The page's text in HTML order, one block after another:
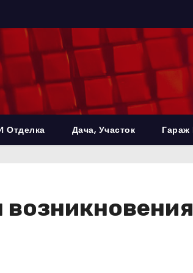
Отделка Дача, Участок Гараж